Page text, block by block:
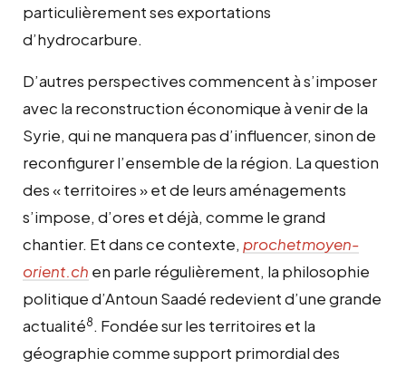
particulièrement ses exportations
d’hydrocarbure.
D’autres perspectives commencent à s’imposer
avec la reconstruction économique à venir de la
Syrie, qui ne manquera pas d’influencer, sinon de
reconfigurer l’ensemble de la région. La question
des « territoires » et de leurs aménagements
s’impose, d’ores et déjà, comme le grand
chantier. Et dans ce contexte, prochetmoyen-
orient.ch en parle régulièrement, la philosophie
politique d’Antoun Saadé redevient d’une grande
actualité8. Fondée sur les territoires et la
géographie comme support primordial des